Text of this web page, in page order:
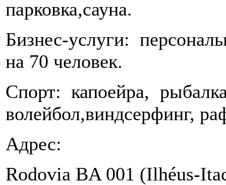
парковка,сауна.
Бизнес-услуги:
на 70 человек.
Спорт: капоейра,
волейбол,виндсерфинг,
Адрес:
Rodovia BA 001 (Ilhéus-